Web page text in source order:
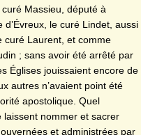
Massieu, député à
d’Évreux, le curé Lindet, aussi
curé Laurent, et comme
; sans avoir été arrêté par
Églises jouissaient encore de
autres n’avaient point été
apostolique. Quel
nommer et sacrer
et administrées par